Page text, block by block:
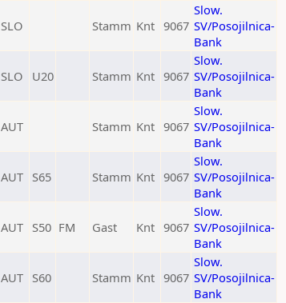
SLO Stamm Knt 9067
Slow.
SV/Posojilnica-
Bank
SLO U20 Stamm Knt 9067
Slow.
SV/Posojilnica-
Bank
AUT Stamm Knt 9067
Slow.
SV/Posojilnica-
Bank
AUT S65 Stamm Knt 9067
Slow.
SV/Posojilnica-
Bank
AUT S50 FM Gast Knt 9067
Slow.
SV/Posojilnica-
Bank
AUT S60 Stamm Knt 9067
Slow.
SV/Posojilnica-
Bank